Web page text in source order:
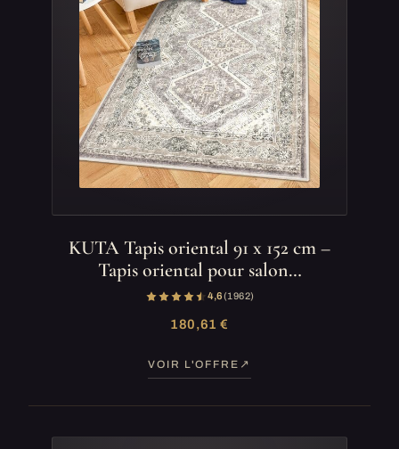
KUTA Tapis oriental 91 x 152 cm –
Tapis oriental pour salon…
4,6(1 962)
180,61 €
VOIR L'OFFRE